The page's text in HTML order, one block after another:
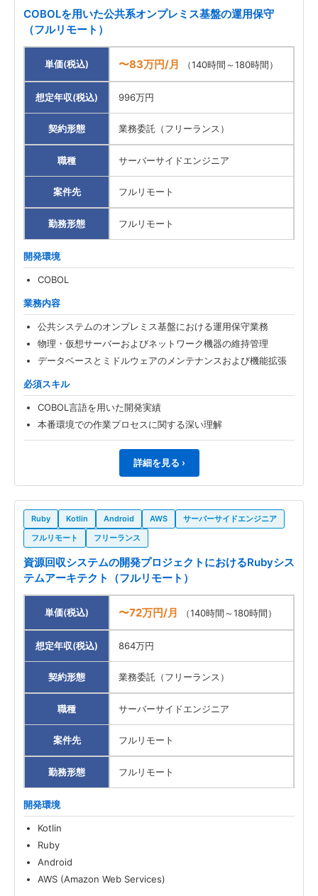
COBOLを用いた公共系オンプレミス基盤の運用保守
（フルリモート）
単価(税込) 〜83万円/月 （140時間～180時間）
想定年収(税込) 996万円
契約形態 業務委託（フリーランス）
職種 サーバーサイドエンジニア
案件先 フルリモート
勤務形態 フルリモート
開発環境
COBOL
業務内容
公共システムのオンプレミス基盤における運用保守業務
物理・仮想サーバーおよびネットワーク機器の維持管理
データベースとミドルウェアのメンテナンスおよび機能拡張
必須スキル
COBOL言語を用いた開発実績
本番環境での作業プロセスに関する深い理解
詳細を見る ›
Ruby Kotlin Android AWS
サーバーサイドエンジニア
フルリモート
フリーランス
資源回収システムの開発プロジェクトにおけるRubyシス
テムアーキテクト（フルリモート）
単価(税込) 〜72万円/月 （140時間～180時間）
想定年収(税込) 864万円
契約形態 業務委託（フリーランス）
職種 サーバーサイドエンジニア
案件先 フルリモート
勤務形態 フルリモート
開発環境
Kotlin
Ruby
Android
AWS (Amazon Web Services)